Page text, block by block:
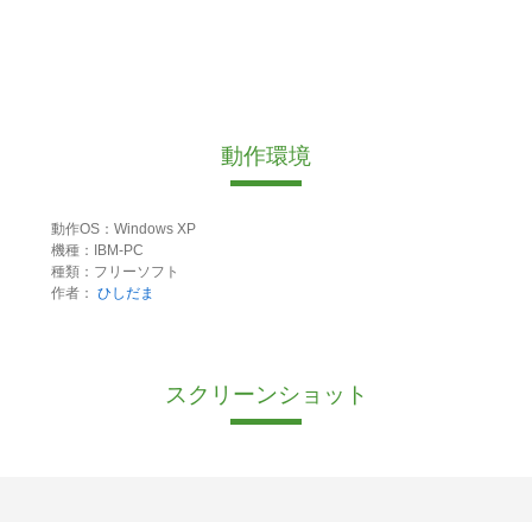
動作環境
動作OS：Windows XP
機種：IBM-PC
種類：フリーソフト
作者： ひしだま
スクリーンショット